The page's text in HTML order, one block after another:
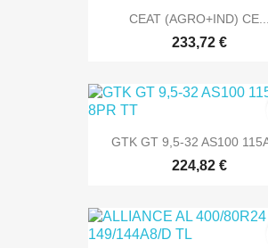
CEAT (AGRO+IND) CE...
233,72 €
GTK GT 9,5-32 AS100
224,82 €